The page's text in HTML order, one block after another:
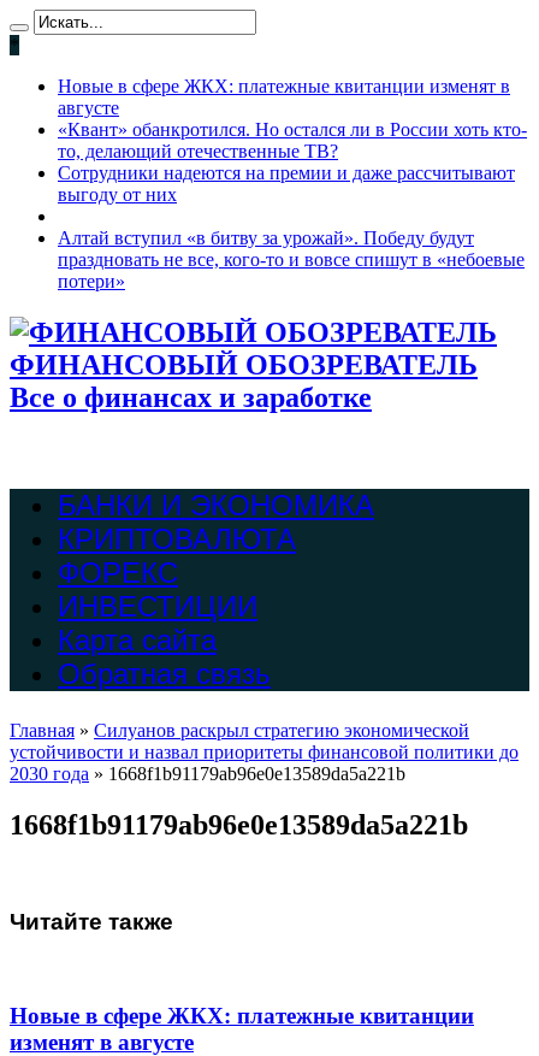
*
Новые в сфере ЖКХ: платежные квитанции изменят в
августе
«Квант» обанкротился. Но остался ли в России хоть кто-
то, делающий отечественные ТВ?
Сотрудники надеются на премии и даже рассчитывают
выгоду от них
Алтай вступил «в битву за урожай». Победу будут
праздновать не все, кого-то и вовсе спишут в «небоевые
потери»
ФИНАНСОВЫЙ ОБОЗРЕВАТЕЛЬ
Все о финансах и заработке
БАНКИ И ЭКОНОМИКА
КРИПТОВАЛЮТА
ФОРЕКС
ИНВЕСТИЦИИ
Карта сайта
Обратная связь
Главная » Силуанов раскрыл стратегию экономической
устойчивости и назвал приоритеты финансовой политики до
2030 года » 1668f1b91179ab96e0e13589da5a221b
1668f1b91179ab96e0e13589da5a221b
Читайте также
Новые в сфере ЖКХ: платежные квитанции
изменят в августе